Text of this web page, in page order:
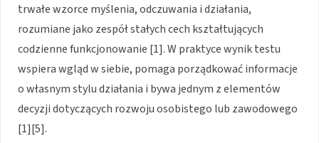
trwałe wzorce myślenia, odczuwania i działania,
rozumiane jako zespół stałych cech kształtujących
codzienne funkcjonowanie [1]. W praktyce wynik testu
wspiera wgląd w siebie, pomaga porządkować informacje
o własnym stylu działania i bywa jednym z elementów
decyzji dotyczących rozwoju osobistego lub zawodowego
[1][5].